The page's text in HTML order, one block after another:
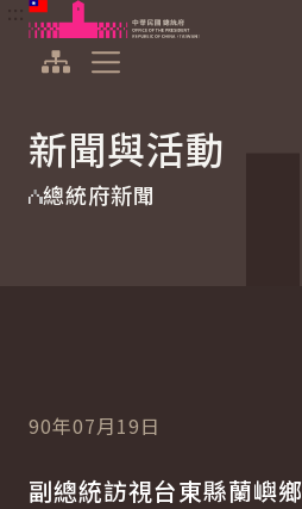
跳到主要內容
中華民國總統府
新聞與活動
總統府新聞
90年07月19日
副總統訪視台東縣蘭嶼鄉